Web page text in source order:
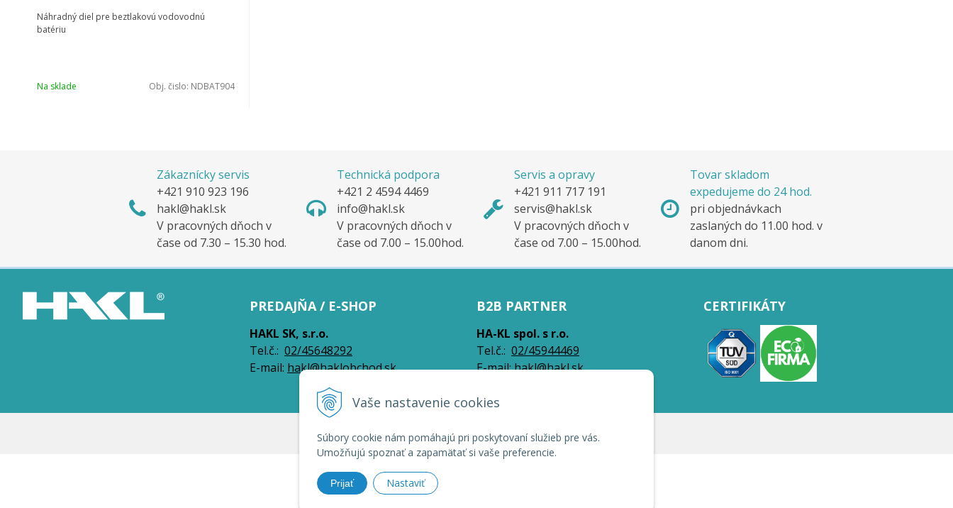
Vaše nastavenie cookies
Súbory cookie nám pomáhajú pri poskytovaní služieb pre vás.
Umožňujú spoznať a zapamätať si vaše preferencie.
Prijať Nastaviť
Náhradný diel pre beztlakovú vodovodnú
batériu
Na sklade Obj. čislo: NDBAT904
Zákaznícky servis
+421 910 923 196
hakl@hakl.sk
V pracovných dňoch v
čase od 7.30 – 15.30 hod.
Technická podpora
+421 2 4594 4469
info@hakl.sk
V pracovných dňoch v
čase od 7.00 – 15.00hod.
Servis a opravy
+421 911 717 191
servis@hakl.sk
V pracovných dňoch v
čase od 7.00 – 15.00hod.
Tovar skladom
expedujeme do 24 hod.
pri objednávkach
zaslaných do 11.00 hod. v
danom dni.
PREDAJŇA / E-SHOP
HAKL SK, s.r.o.
Tel.č.: 02/45648292
E-mail: hakl@haklobchod.sk
B2B PARTNER
HA-KL spol. s r.o.
Tel.č.: 02/45944469
E-mail:hakl@hakl.sk
CERTIFIKÁTY
© 2026 HAKL | Veľkoobchod •NextShop&e-shop Pohoda Connector byNextCom s.r.o.